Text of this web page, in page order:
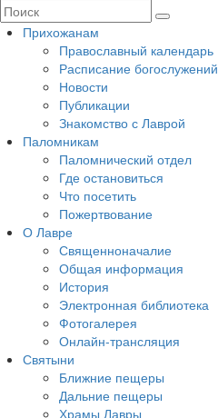
Прихожанам
Православный календарь
Расписание богослужений
Новости
Публикации
Знакомство с Лаврой
Паломникам
Паломнический отдел
Где остановиться
Что посетить
Пожертвование
О Лавре
Священноначалие
Общая информация
История
Электронная библиотека
Фотогалерея
Онлайн-трансляция
Святыни
Ближние пещеры
Дальние пещеры
Храмы Лавры